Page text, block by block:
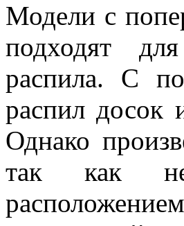
Модели с
подходят
распила. С
распил досок
Однако
так как